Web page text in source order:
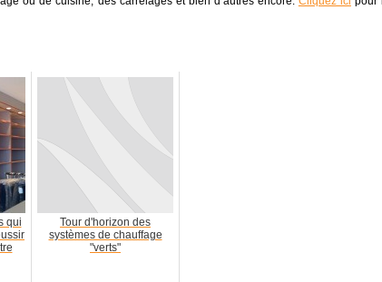
qui
Tour d'horizon des
systèmes de chauffage
"verts"